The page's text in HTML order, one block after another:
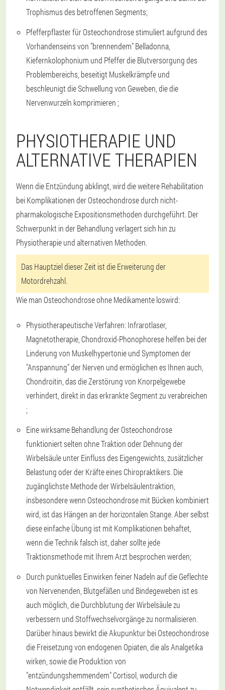
Trophismus des betroffenen Segments;
Pfefferpflaster für Osteochondrose stimuliert aufgrund des
Vorhandenseins von "brennendem" Belladonna,
Kiefernkolophonium und Pfeffer die Blutversorgung des
Problembereichs, beseitigt Muskelkrämpfe und
beschleunigt die Schwellung von Geweben, die die
Nervenwurzeln komprimieren ;
PHYSIOTHERAPIE UND
ALTERNATIVE THERAPIEN
Wenn die Entzündung abklingt, wird die weitere Rehabilitation
bei Komplikationen der Osteochondrose durch nicht-
pharmakologische Expositionsmethoden durchgeführt. Der
Schwerpunkt in der Behandlung verlagert sich hin zu
Physiotherapie und alternativen Methoden.
Das Hauptziel dieser Zeit ist die Erweiterung der
Motordrehzahl.
Wie man Osteochondrose ohne Medikamente loswird:
Physiotherapeutische Verfahren: Infrarotlaser,
Magnetotherapie, Chondroxid-Phonophorese helfen bei der
Linderung von Muskelhypertonie und Symptomen der
"Anspannung" der Nerven und ermöglichen es Ihnen auch,
Chondroitin, das die Zerstörung von Knorpelgewebe
verhindert, direkt in das erkrankte Segment zu verabreichen
;
Eine wirksame Behandlung der Osteochondrose
funktioniert selten ohne Traktion oder Dehnung der
Wirbelsäule unter Einfluss des Eigengewichts, zusätzlicher
Belastung oder der Kräfte eines Chiropraktikers. Die
zugänglichste Methode der Wirbelsäulentraktion,
insbesondere wenn Osteochondrose mit Bücken kombiniert
wird, ist das Hängen an der horizontalen Stange. Aber selbst
diese einfache Übung ist mit Komplikationen behaftet,
wenn die Technik falsch ist, daher sollte jede
Traktionsmethode mit Ihrem Arzt besprochen werden;
Durch punktuelles Einwirken feiner Nadeln auf die Geflechte
von Nervenenden, Blutgefäßen und Bindegeweben ist es
auch möglich, die Durchblutung der Wirbelsäule zu
verbessern und Stoffwechselvorgänge zu normalisieren.
Darüber hinaus bewirkt die Akupunktur bei Osteochondrose
die Freisetzung von endogenen Opiaten, die als Analgetika
wirken, sowie die Produktion von
"entzündungshemmendem" Cortisol, wodurch die